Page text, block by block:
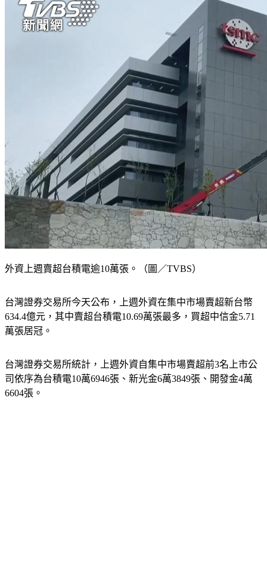
外資上週賣超台積電逾10萬張。（圖／TVBS）
台灣證券交易所今天公布，上週外資在集中市場賣超新台幣
634.4億元，其中賣超台積電10.69萬張最多，買超中信金5.71
萬張居冠。
台灣證券交易所統計，上週外資自集中市場賣超前3名上市公
司依序為台積電10萬6946張、新光金6萬3849張、開發金4萬
6604張。